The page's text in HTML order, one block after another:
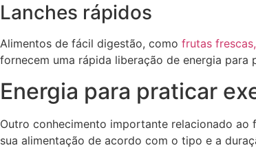
Lanches rápidos
Alimentos de fácil digestão, como frutas
fornecem uma rápida liberação de energia
Energia para praticar
Outro conhecimento importante relacionado
sua alimentação de acordo com o tipo e a